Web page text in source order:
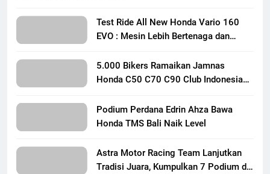
Test Ride All New Honda Vario 160
EVO : Mesin Lebih Bertenaga dan
5.000 Bikers Ramaikan Jamnas
Honda C50 C70 C90 Club Indonesia
Persaudaraan Pecinta Motor Klasik
Honda
Podium Perdana Edrin Ahza Bawa
Honda TMS Bali Naik Level
Astra Motor Racing Team Lanjutkan
Tradisi Juara, Kumpulkan 7 Podium di